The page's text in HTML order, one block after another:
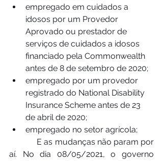
empregado em cuidados a
idosos por um Provedor
Aprovado ou prestador de
serviços de cuidados a idosos
financiado pela Commonwealth
antes de 8 de setembro de 2020;
empregado por um provedor
registrado do National Disability
Insurance Scheme antes de 23
de abril de 2020;
empregado no setor agrícola;
aí. No dia 08/05/2021, o governo